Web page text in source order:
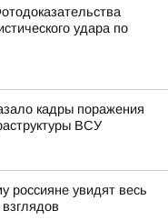
удара по
кадры поражения
ВСУ
россияне увидят весь